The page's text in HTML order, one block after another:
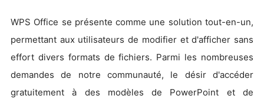
WPS Office se présente comme une solution tout-en-un,
permettant aux utilisateurs de modifier et d'afficher sans
effort divers formats de fichiers. Parmi les nombreuses
demandes de notre communauté, le désir d'accéder
gratuitement à des modèles de PowerPoint et de